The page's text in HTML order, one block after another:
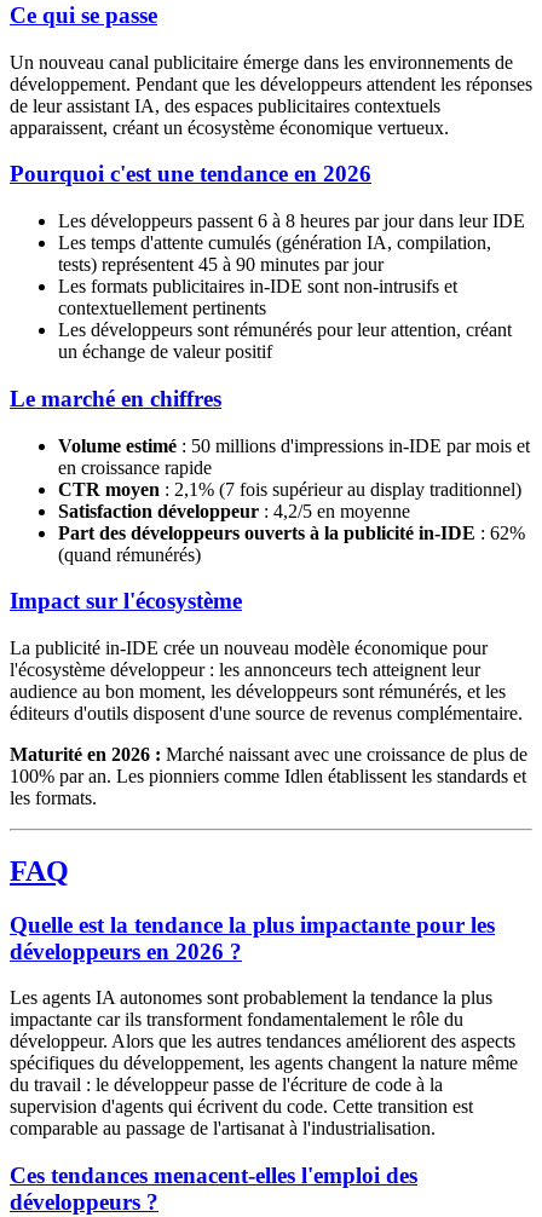
Ce qui se passe
Un nouveau canal publicitaire émerge dans les environnements de
développement. Pendant que les développeurs attendent les réponses
de leur assistant IA, des espaces publicitaires contextuels
apparaissent, créant un écosystème économique vertueux.
Pourquoi c'est une tendance en 2026
Les développeurs passent 6 à 8 heures par jour dans leur IDE
Les temps d'attente cumulés (génération IA, compilation,
tests) représentent 45 à 90 minutes par jour
Les formats publicitaires in-IDE sont non-intrusifs et
contextuellement pertinents
Les développeurs sont rémunérés pour leur attention, créant
un échange de valeur positif
Le marché en chiffres
Volume estimé : 50 millions d'impressions in-IDE par mois et
en croissance rapide
CTR moyen : 2,1% (7 fois supérieur au display traditionnel)
Satisfaction développeur : 4,2/5 en moyenne
Part des développeurs ouverts à la publicité in-IDE : 62%
(quand rémunérés)
Impact sur l'écosystème
La publicité in-IDE crée un nouveau modèle économique pour
l'écosystème développeur : les annonceurs tech atteignent leur
audience au bon moment, les développeurs sont rémunérés, et les
éditeurs d'outils disposent d'une source de revenus complémentaire.
Maturité en 2026 : Marché naissant avec une croissance de plus de
100% par an. Les pionniers comme Idlen établissent les standards et
les formats.
FAQ
Quelle est la tendance la plus impactante pour les
développeurs en 2026 ?
Les agents IA autonomes sont probablement la tendance la plus
impactante car ils transforment fondamentalement le rôle du
développeur. Alors que les autres tendances améliorent des aspects
spécifiques du développement, les agents changent la nature même
du travail : le développeur passe de l'écriture de code à la
supervision d'agents qui écrivent du code. Cette transition est
comparable au passage de l'artisanat à l'industrialisation.
Ces tendances menacent-elles l'emploi des
développeurs ?